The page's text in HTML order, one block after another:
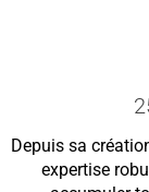
Depuis sa
expertise